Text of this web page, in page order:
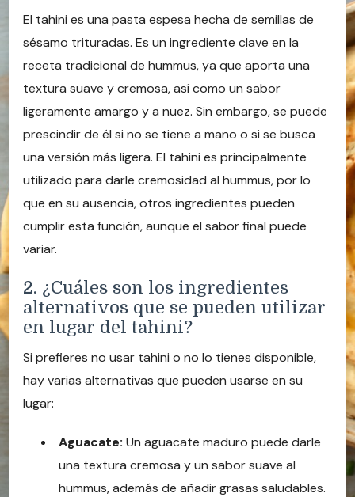
El tahini es una pasta espesa hecha de semillas de
sésamo trituradas. Es un ingrediente clave en la
receta tradicional de hummus, ya que aporta una
textura suave y cremosa, así como un sabor
ligeramente amargo y a nuez. Sin embargo, se puede
prescindir de él si no se tiene a mano o si se busca
una versión más ligera. El tahini es principalmente
utilizado para darle cremosidad al hummus, por lo
que en su ausencia, otros ingredientes pueden
cumplir esta función, aunque el sabor final puede
variar.
2. ¿Cuáles son los ingredientes
alternativos que se pueden utilizar
en lugar del tahini?
Si prefieres no usar tahini o no lo tienes disponible,
hay varias alternativas que pueden usarse en su
lugar:
Aguacate: Un aguacate maduro puede darle
una textura cremosa y un sabor suave al
hummus, además de añadir grasas saludables.